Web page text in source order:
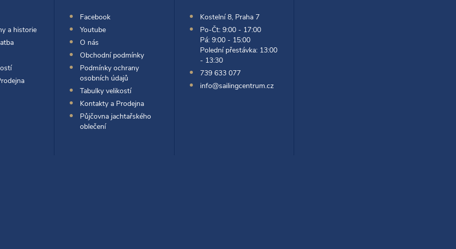
a historie
Facebook
Youtube
O nás
Obchodní podmínky
Podmínky ochrany
osobních údajů
Tabulky velikostí
Kontakty a Prodejna
Půjčovna jachtařského
oblečení
Kostelní 8, Praha 7
Po-Čt: 9:00 - 17:00
Pá: 9:00 - 15:00
Polední přestávka: 13:00
- 13:30
739 633 077
info@sailingcentrum.cz